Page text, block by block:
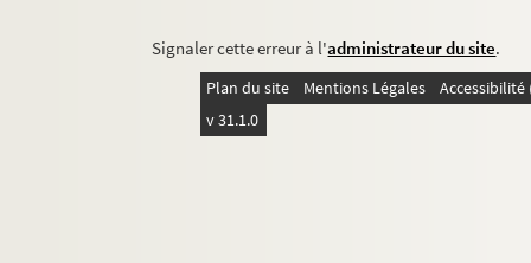
Signaler cette erreur à l'administrateur du site.
Plan du site Mentions Légales
v 31.1.0